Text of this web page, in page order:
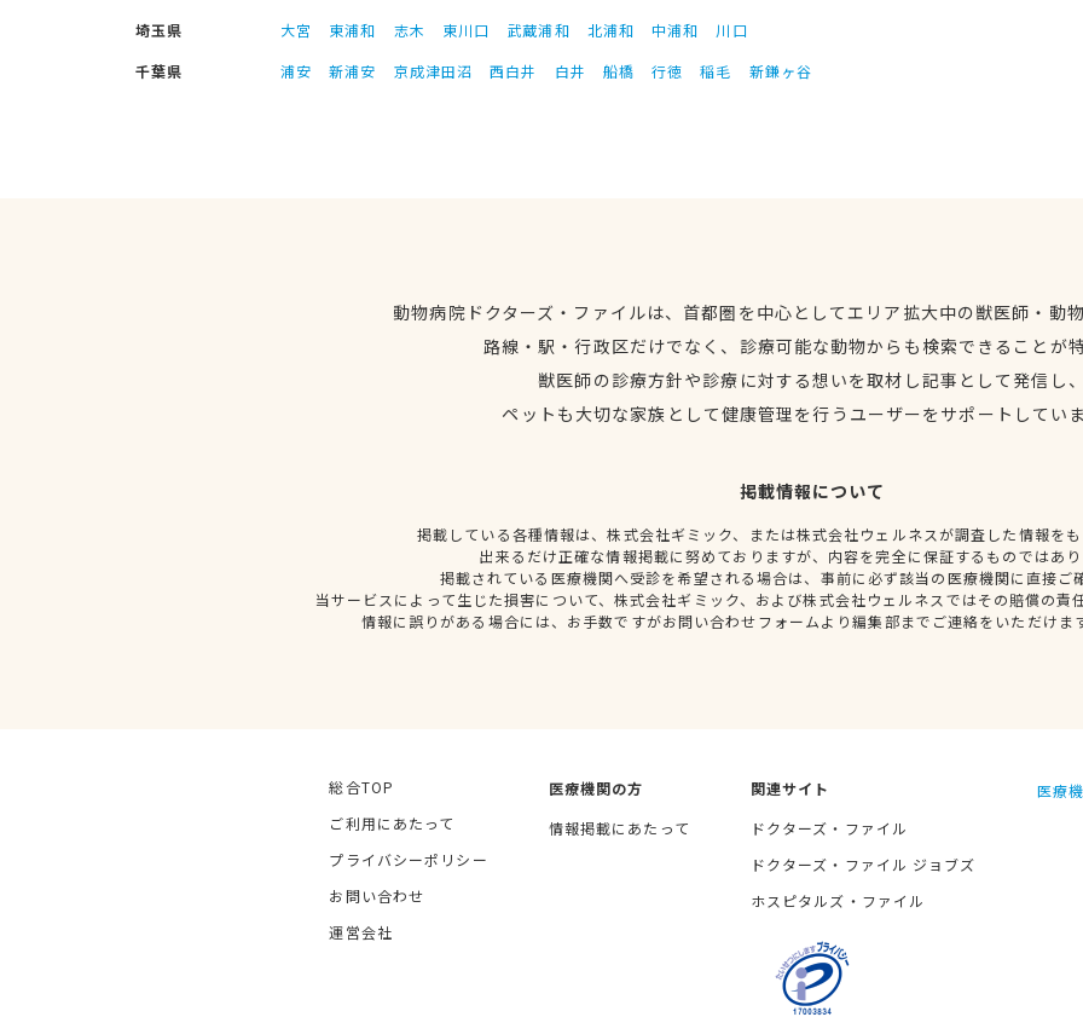
埼玉県
大宮 東浦和 志木 東川口 武蔵浦和 北浦和 中浦和
川口
千葉県
浦安 新浦安 京成津田沼 西白井 白井 船橋 行徳 稲毛 新鎌ヶ谷
動物病院ドクターズ・ファイルは、首都圏を中心としてエリア拡大中の獣医師・動
路線・駅・行政区だけでなく、診療可能な動物からも検索できることが
獣医師の診療方針や診療に対する想いを取材し記事として発信し
ペットも大切な家族として健康管理を行うユーザーをサポートしてい
掲載情報について
掲載している各種情報は、株式会社ギミック、または株式会社ウェルネスが調査した情報を
出来るだけ正確な情報掲載に努めておりますが、内容を完全に保証するものではあ
掲載されている医療機関へ受診を希望される場合は、事前に必ず該当の医療機関に直接ご
当サービスによって生じた損害について、株式会社ギミック、および株式会社ウェルネスではその賠償の責
情報に誤りがある場合には、お手数ですがお問い合わせフォームより編集部までご連絡をいただけま
総合TOP
ご利用にあたって
プライバシーポリシー
お問い合わせ
運営会社
医療機関の方
情報掲載にあたって
関連サイト
ドクターズ・ファイル
ドクターズ・ファイル ジョブズ
ホスピタルズ・ファイル
医療